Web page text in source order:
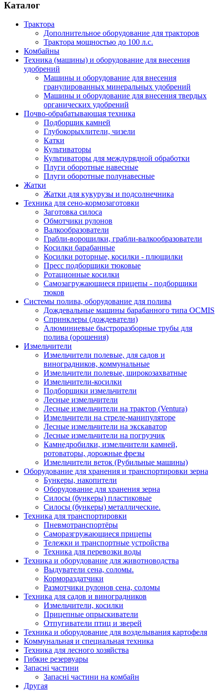
Каталог
Трактора
Дополнительное оборудование для тракторов
Трактора мощностью до 100 л.с.
Комбайны
Техника (машины) и оборудование для внесения
удобрений
Машины и оборудование для внесения
гранулированных минеральных удобрений
Машины и оборудование для внесения твердых
органических удобрений
Почво-обрабатывающая техника
Подборщик камней
Глубокорыхлители, чизели
Катки
Культиваторы
Культиваторы для междурядной обработки
Плуги оборотные навесные
Плуги оборотные полунавесные
Жатки
Жатки для кукурузы и подсолнечника
Техника для сено-кормозаготовки
Заготовка силоса
Обмотчики рулонов
Валкообразователи
Грабли-ворошилки, грабли-валкообразователи
Косилки барабанные
Косилки роторные, косилки - плющилки
Пресс подборщики тюковые
Ротационные косилки
Самозагружающиеся прицепы - подборщики
тюков
Системы полива, оборудование для полива
Дождевальные машины барабанного типа OCMIS
Спринклеры (дождеватели)
Алюминиевые быстроразборные трубы для
полива (орошения)
Измельчители
Измельчители полевые, для садов и
виноградников, коммунальные
Измельчители полевые, широкозахватные
Измельчители-косилки
Подборщики измельчители
Лесные измельчители
Лесные измельчители на трактор (Ventura)
Измельчители на стреле-манипуляторе
Лесные измельчители на экскаватор
Лесные измельчители на погрузчик
Камнедробилки, измельчители камней,
ротоваторы, дорожные фрезы
Измельчители веток (Рубильные машины)
Оборудование для хранения и транспортировки зерна
Бункеры, накопители
Оборудование для хранения зерна
Силосы (бункеры) пластиковые
Силосы (бункеры) металлические.
Техника для транспортировки
Пневмотранспортёры
Саморазгружающиеся прицепы
Тележки и транспортные устройства
Техника для перевозки воды
Техника и оборудование для животноводства
Выдуватели сена, соломы.
Кормораздатчики
Размотчики рулонов сена, соломы
Техника для садов и виноградников
Измельчители, косилки
Прицепные опрыскиватели
Отпугиватели птиц и зверей
Техника и оборудование для возделывания картофеля
Коммунальная и специальная техника
Техника для лесного хозяйства
Гибкие резервуары
Запасні частини
Запасні частини на комбайн
Другая